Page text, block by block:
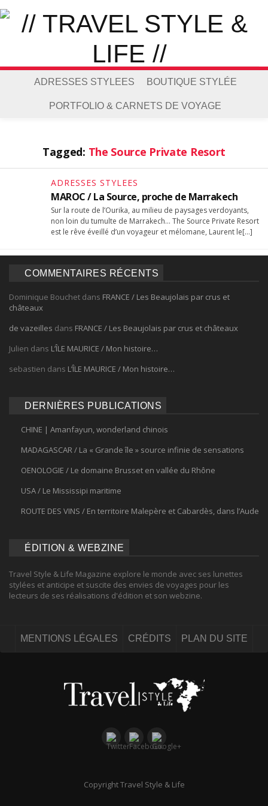
ADRESSES STYLEES BOUTIQUE STYLÉE
PORTFOLIO & CARNETS DE VOYAGE
Tagged: The Source Private Resort
ADRESSES STYLEES
MAROC / La Source, proche de Marrakech
Sur la route de l’Ourika, au milieu de paysages verdoyants,
non loin du tumulte de Marrakech… The Source Private Resort
est le rêve éveillé d’un voyageur et mélomane, Laurent le[…]
COMMENTAIRES RÉCENTS
Dominique Bouchet dans FRANCE / Les Beaujolais par crus et
châteaux
de vazeilles dans FRANCE / Les Beaujolais par crus et châteaux
Julien dans L’ÎLE MAURICE / Mon histoire…
sebastien dans L’ÎLE MAURICE / Mon histoire…
DERNIÈRES PUBLICATIONS
CHINE | Amanfayun, wonderland chinois
MADAGASCAR / La « Grande île » source infinie de sensations
OENOLOGIE / Le domaine Brusset en vallée du Rhône
USA / Le Mississipi maritime
ROUTE DES VINS / En territoire Malepère et Cabardès, dans l’Aude
ÉDITION & WEBZINE
Travel Style & Life Magazine explore le monde avec ses lunettes
stylées et anticipe et suscite des envies de voyages pour les
lecteurs de ses réalisations d'édition et son webzine.
MENTIONS LÉGALES CRÉDITS PLAN DU SITE
Copyright Travel Style & Life